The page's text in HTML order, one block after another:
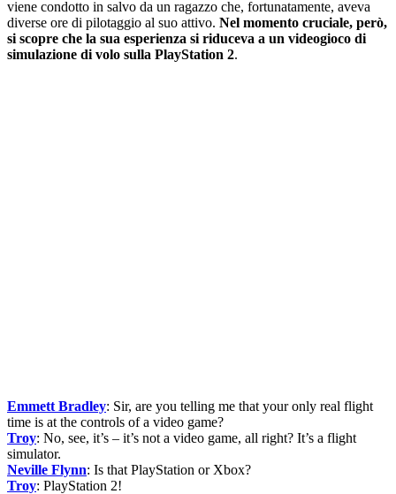
viene condotto in salvo da un ragazzo che, fortunatamente, aveva
diverse ore di pilotaggio al suo attivo. Nel momento cruciale, però,
si scopre che la sua esperienza si riduceva a un videogioco di
simulazione di volo sulla PlayStation 2.
Emmett Bradley: Sir, are you telling me that your only real flight
time is at the controls of a video game?
Troy: No, see, it’s – it’s not a video game, all right? It’s a flight
simulator.
Neville Flynn: Is that PlayStation or Xbox?
Troy: PlayStation 2!